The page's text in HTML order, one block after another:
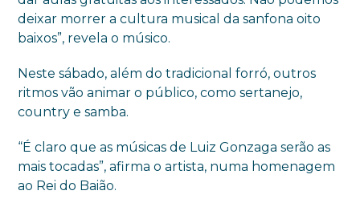
deixar morrer a cultura musical da sanfona oito
baixos”, revela o músico.
Neste sábado, além do tradicional forró, outros
ritmos vão animar o público, como sertanejo,
country e samba.
“É claro que as músicas de Luiz Gonzaga serão as
mais tocadas”, afirma o artista, numa homenagem
ao Rei do Baião.